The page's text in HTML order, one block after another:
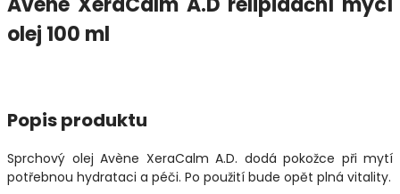
olej 100 ml
Popis produktu
Sprchový olej Avène XeraCalm A.D. dodá pokožce při mytí
potřebnou hydrataci a péči. Po použití bude opět plná vitality.